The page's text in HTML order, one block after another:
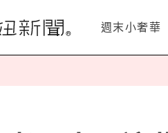
週末小奢華